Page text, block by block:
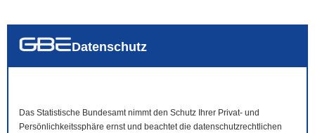
auch in allen Texten suchen (Volltextsuche)
Datenschutz
Das Statistische Bundesamt nimmt den Schutz Ihrer Privat- und
Persönlichkeitssphäre ernst und beachtet die datenschutzrechtlichen